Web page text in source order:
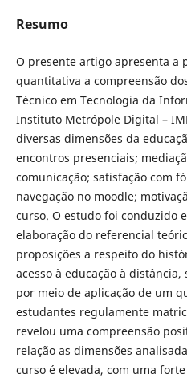
Resumo
O presente artigo apresenta a
quantitativa a compreensão
Técnico em Tecnologia da
Instituto Metrópole Digital –
diversas dimensões da
encontros presenciais;
comunicação; satisfação com
navegação no moodle;
curso. O estudo foi conduzido
elaboração do referencial
proposições a respeito do
acesso à educação à
por meio de aplicação de um
estudantes regulamente
revelou uma compreensão
relação as dimensões
curso é elevada, com uma